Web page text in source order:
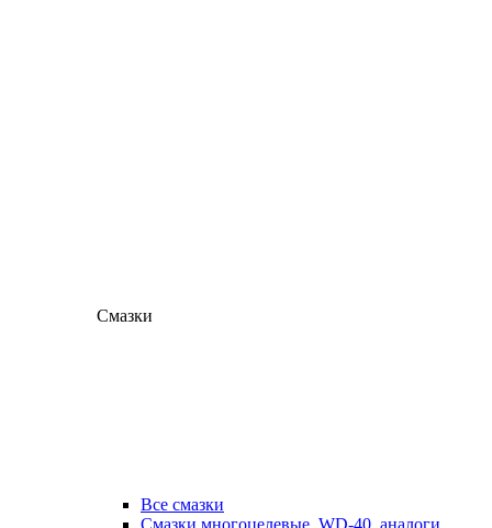
Смазки
Все смазки
Смазки многоцелевые, WD-40, аналоги